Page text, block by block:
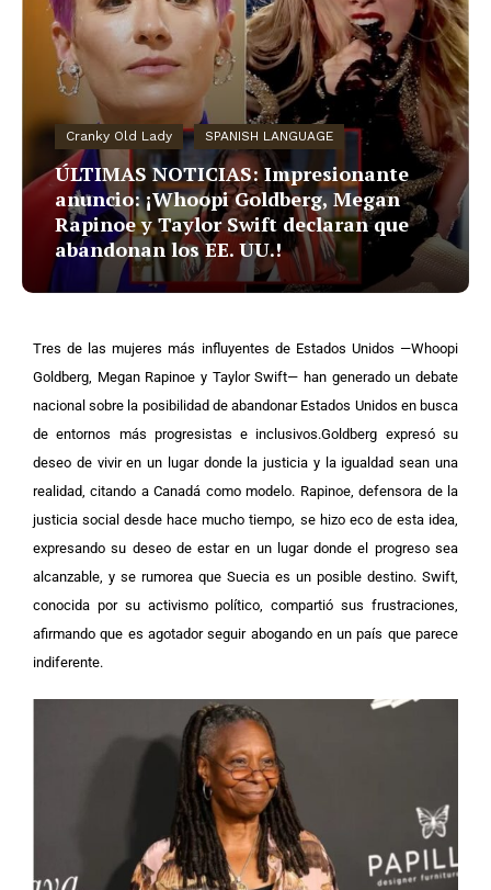
Cranky Old Lady SPANISH LANGUAGE
ÚLTIMAS NOTICIAS: Impresionante
anuncio: ¡Whoopi Goldberg, Megan
Rapinoe y Taylor Swift declaran que
abandonan los EE. UU.!
Tres de las mujeres más influyentes de Estados Unidos —Whoopi
Goldberg, Megan Rapinoe y Taylor Swift— han generado un debate
nacional sobre la posibilidad de abandonar Estados Unidos en busca
de entornos más progresistas e inclusivos.Goldberg expresó su
deseo de vivir en un lugar donde la justicia y la igualdad sean una
realidad, citando a Canadá como modelo. Rapinoe, defensora de la
justicia social desde hace mucho tiempo, se hizo eco de esta idea,
expresando su deseo de estar en un lugar donde el progreso sea
alcanzable, y se rumorea que Suecia es un posible destino. Swift,
conocida por su activismo político, compartió sus frustraciones,
afirmando que es agotador seguir abogando en un país que parece
indiferente.